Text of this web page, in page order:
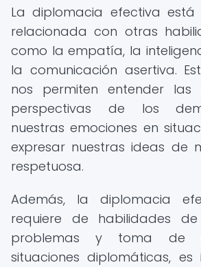
La diplomacia efectiva está
relacionada con otras
como la empatía, la
la comunicación asertiva.
nos permiten entender las
perspectivas de los
nuestras emociones en
expresar nuestras ideas de
respetuosa.
Además, la diplomacia
requiere de habilidades
problemas y toma de
situaciones diplomáticas,